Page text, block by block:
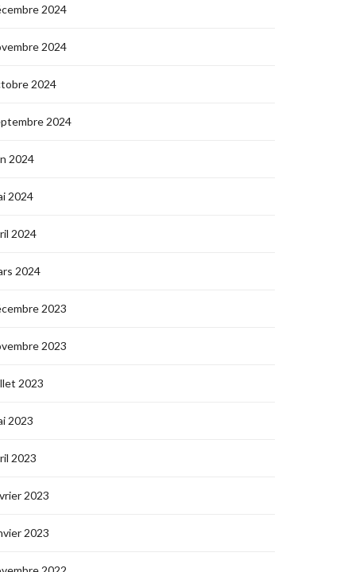
2024
2024
2024
2024
2024
2024
2024
2024
2023
2023
2023
2023
2023
2023
2023